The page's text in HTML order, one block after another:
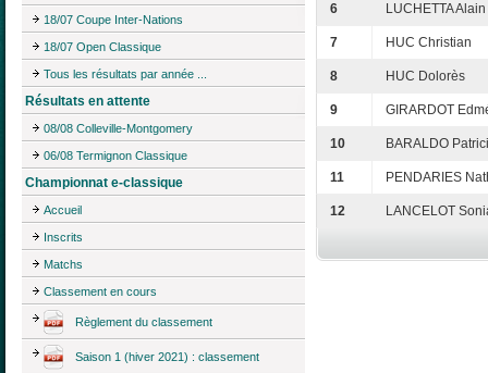
18/07 Coupe Inter-Nations
18/07 Open Classique
Tous les résultats par année ...
Résultats en attente
08/08 Colleville-Montgomery
06/08 Termignon Classique
Championnat e-classique
Accueil
Inscrits
Matchs
Classement en cours
Règlement du classement
Saison 1 (hiver 2021) : classement
6 LUCHETTA Alain
7 HUC Christian
8 HUC Dolorès
9 GIRARDOT
10 BARALDO
11 PENDARIES
12 LANCELOT